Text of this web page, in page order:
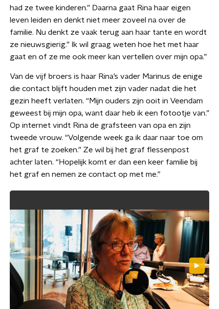
had ze twee kinderen.” Daarna gaat Rina haar eigen
leven leiden en denkt niet meer zoveel na over de
familie. Nu denkt ze vaak terug aan haar tante en wordt
ze nieuwsgierig.” Ik wil graag weten hoe het met haar
gaat en of ze me ook meer kan vertellen over mijn opa.”
Van de vijf broers is haar Rina’s vader Marinus de enige
die contact blijft houden met zijn vader nadat die het
gezin heeft verlaten. “Mijn ouders zijn ooit in Veendam
geweest bij mijn opa, want daar heb ik een fotootje van.”
Op internet vindt Rina de grafsteen van opa en zijn
tweede vrouw. “Volgende week ga ik daar naar toe om
het graf te zoeken.” Ze wil bij het graf flessenpost
achter laten. “Hopelijk komt er dan een keer familie bij
het graf en nemen ze contact op met me.”